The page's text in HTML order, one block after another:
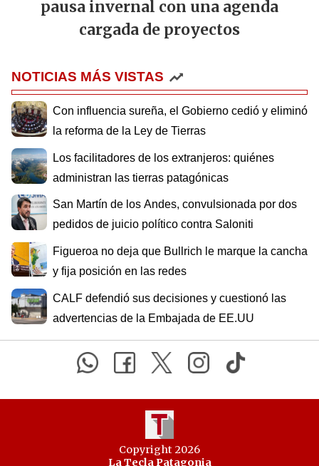
pausa invernal con una agenda
cargada de proyectos
NOTICIAS MÁS VISTAS
Con influencia sureña, el Gobierno cedió y eliminó
la reforma de la Ley de Tierras
Los facilitadores de los extranjeros: quiénes
administran las tierras patagónicas
San Martín de los Andes, convulsionada por dos
pedidos de juicio político contra Saloniti
Figueroa no deja que Bullrich le marque la cancha
y fija posición en las redes
CALF defendió sus decisiones y cuestionó las
advertencias de la Embajada de EE.UU
Copyright 2026
La Tecla Patagonia